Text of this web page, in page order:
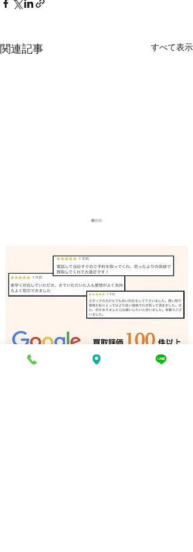
関連記事 すべて表示
リノリュームローラー 買
取 加古川｜姫路の買取専
門店